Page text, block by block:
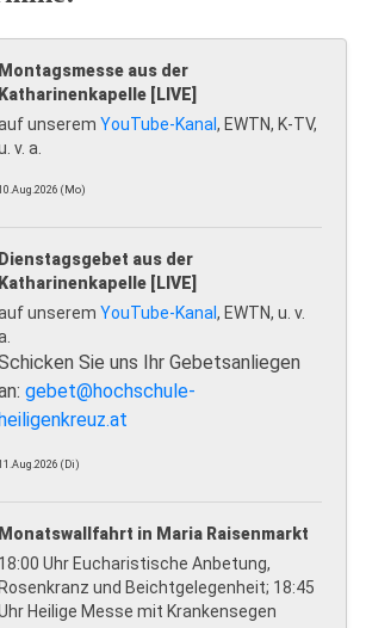
Montagsmesse aus der
Katharinenkapelle [LIVE]
unserem YouTube-Kanal, EWTN, K-TV,
v. a.
(Mo)
Dienstagsgebet aus der
Katharinenkapelle [LIVE]
unserem YouTube-Kanal, EWTN, u. v.
Sie uns Ihr Gebetsanliegen
gebet@hochschule-
heiligenkreuz.at
(Di)
Monatswallfahrt in Maria Raisenmarkt
18:00 Uhr Eucharistische Anbetung,
Rosenkranz und Beichtgelegenheit; 18:45
Heilige Messe mit Krankensegen